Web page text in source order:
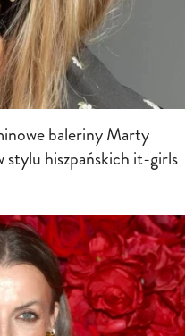
baleriny Marty
hiszpańskich it-girls